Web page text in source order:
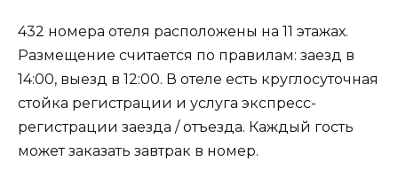
432 номера отеля расположены на 11 этажах.
Размещение считается по правилам: заезд в
14:00, выезд в 12:00. В отеле есть круглосуточная
стойка регистрации и услуга экспресс-
регистрации заезда / отъезда. Каждый гость
может заказать завтрак в номер.